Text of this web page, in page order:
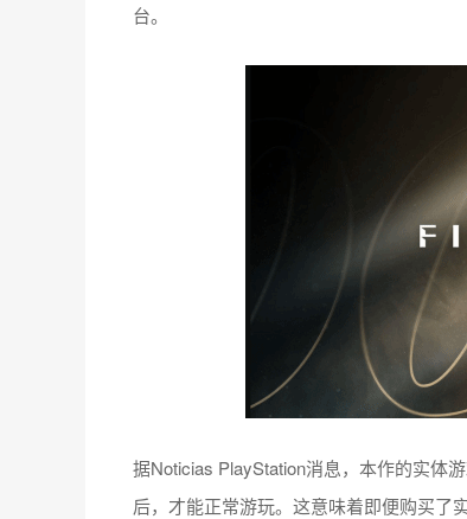
台。
据Noticias PlayStation消息，本作的实体
后，才能正常游玩。这意味着即便购买了